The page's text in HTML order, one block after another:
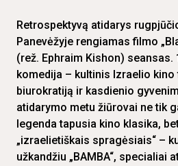
Retrospektyvą atidarys
Panevėžyje rengiamas filmo
(rež. Ephraim Kishon)
komedija – kultinis Izraelio
biurokratiją ir kasdienio
atidarymo metu žiūrovai ne tik
legenda tapusia kino klasika,
„izraelietiškais spragėsiais“ –
užkandžiu „BAMBA“, specialiai